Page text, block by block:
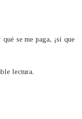
se me paga, ¡sí que
lectura.